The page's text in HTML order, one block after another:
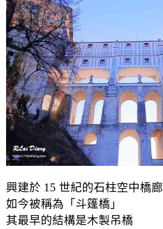
興建於 15 世紀的石柱空中橋廊
如今被稱為「斗篷橋」
其最早的結構是木製吊橋